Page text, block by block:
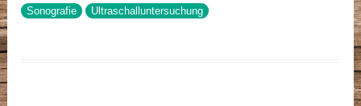
Sonografie
Ultraschalluntersuchung